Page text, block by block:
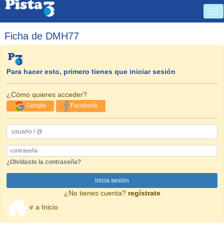
Ficha de DMH77
Para hacer esto, primero tienes que iniciar sesión
¿Cómo quieres acceder?
Google Facebook
usuario / @
Password
¿Olvidaste la contraseña?
inicia sesión
¿No tienes cuenta? regístrate
ir a Inicio